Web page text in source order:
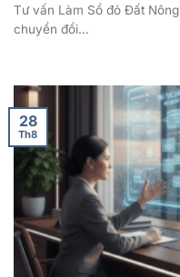
Tư vấn Làm Sổ đỏ Đất
chuyển đổi...
28
Th8